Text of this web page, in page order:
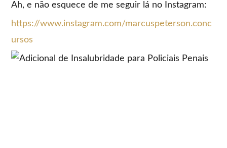
Ah, e não esquece de me seguir lá no Instagram:
https://www.instagram.com/marcuspeterson.conc
ursos